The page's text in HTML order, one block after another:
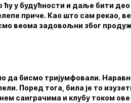
ћу у будућности и даље бити
приче. Као што сам рекао,
веома задовољни због
да бисмо тријумфовали.
Поред тога, била је то
саиграчима и клубу током ове